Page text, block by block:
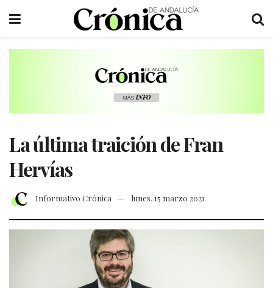
La última traición de Fran
Hervías
Informativo Crónica lunes, 15 marzo 2021